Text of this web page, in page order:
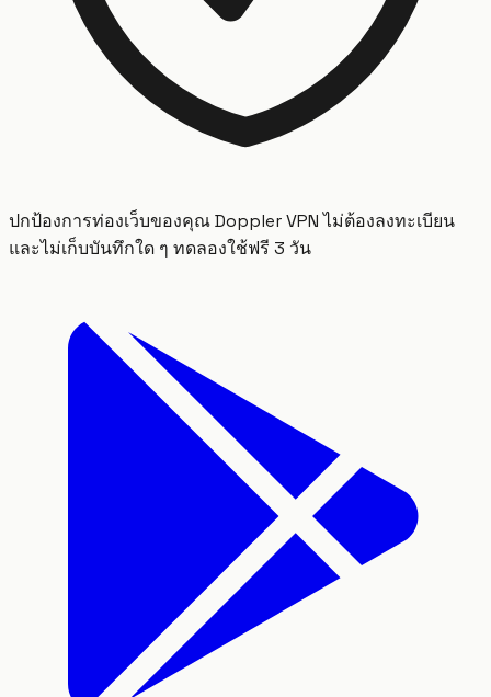
ปกป้องการท่องเว็บของคุณ Doppler VPN ไม่ต้องลงทะเบียน
และไม่เก็บบันทึกใด ๆ ทดลองใช้ฟรี 3 วัน